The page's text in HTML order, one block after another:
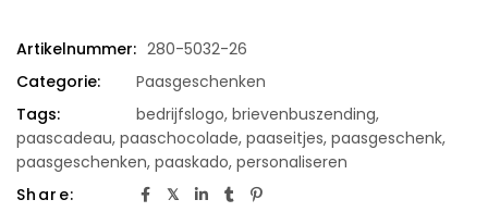
Artikelnummer: 280-5032-26
Categorie:
Paasgeschenken
Tags:
bedrijfslogo, brievenbuszending,
paascadeau, paaschocolade, paaseitjes, paasgeschenk,
paasgeschenken, paaskado, personaliseren
Share: